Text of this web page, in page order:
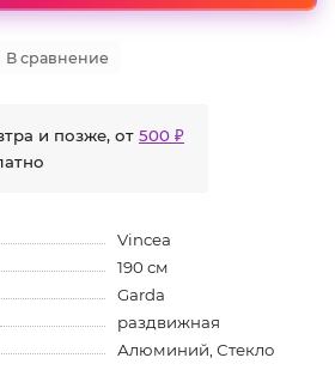
В сравнение
и позже, от 500 ₽
Vincea
190 см
Garda
раздвижная
Алюминий, Стекло